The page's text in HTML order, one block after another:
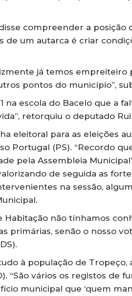
compreender a posição
de um autarca é criar
já temos empreiteiro
pontos do município”,
na escola do Bacelo que a
retorquiu o deputado Rui
eleitoral para as eleições
Portugal (PS). “Recordo
pela Assembleia
de seguida as
na sessão,
Habitação não tínhamos
primárias, senão o nosso
à população de Tropeço,
“São vários os registos de
municipal que ‘quem